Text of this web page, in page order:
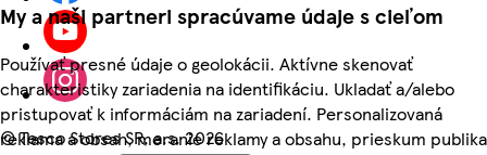
My a naši partneri spracúvame údaje s cieľom
Používať presné údaje o geolokácii. Aktívne skenovať
charakteristiky zariadenia na identifikáciu. Ukladať a/alebo
pristupovať k informáciám na zariadení. Personalizovaná
reklama a obsah, meranie reklamy a obsahu, prieskum publika
©Tesco Stores SR, a.s. 2026